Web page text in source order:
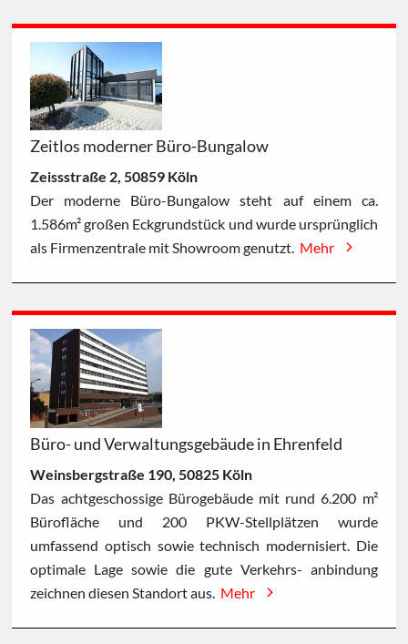
Zeitlos moderner Büro-Bungalow
Zeissstraße 2, 50859 Köln
Der moderne Büro-Bungalow steht auf einem ca.
1.586m² großen Eckgrundstück und wurde ursprünglich
als Firmenzentrale mit Showroom genutzt. Mehr
Büro- und Verwaltungsgebäude in Ehrenfeld
Weinsbergstraße 190, 50825 Köln
Das achtgeschossige Bürogebäude mit rund 6.200 m²
Bürofläche und 200 PKW-Stellplätzen wurde
umfassend optisch sowie technisch modernisiert. Die
optimale Lage sowie die gute Verkehrs- anbindung
zeichnen diesen Standort aus. Mehr